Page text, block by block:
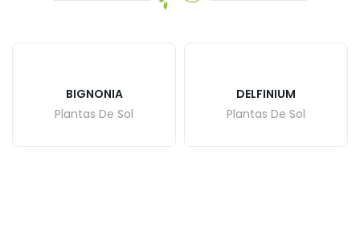
BIGNONIA
Plantas De Sol
DELFINIUM
Plantas De Sol